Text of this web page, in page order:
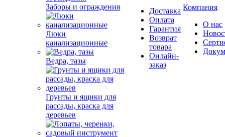
Заборы и ограждения
Люки
канализационные
Ведра, тазы
Грунты и ящики для
рассады, краска для
деревьев
Доставка
Оплата
Гарантия
Возврат
товара
Онлайн-
заказ
Компания
О нас